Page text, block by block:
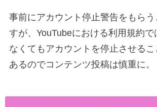
事前にアカウント停止警告をもらう
すが、YouTubeにおける利用規約
なくてもアカウントを停止させるこ
あるのでコンテンツ投稿は慎重に。